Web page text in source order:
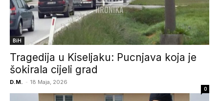
BiH
Tragedija u Kiseljaku: Pucnjava koja je
šokirala cijeli grad
D.M. - 18 Maja, 2026
0